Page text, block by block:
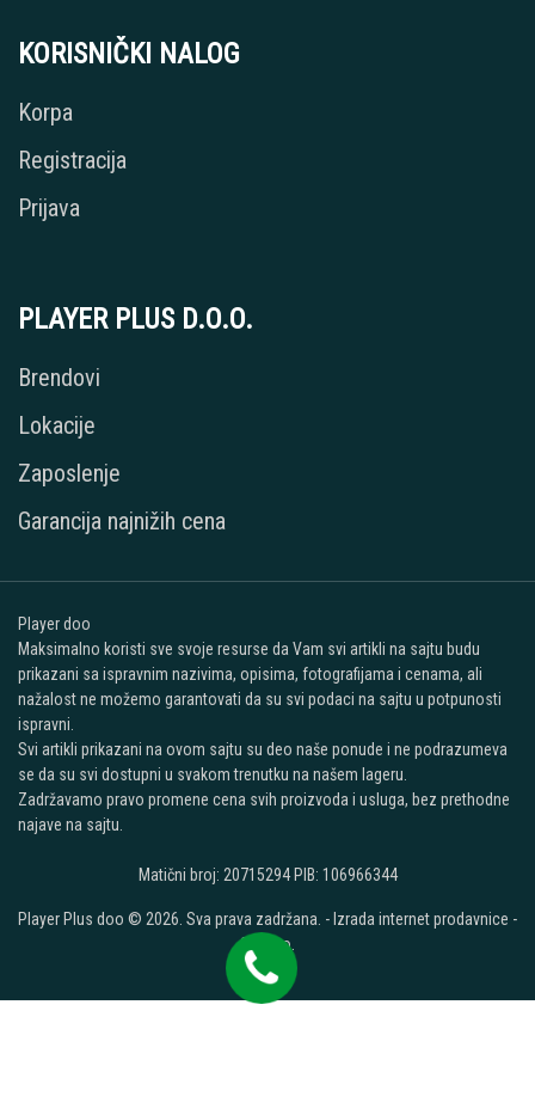
KORISNIČKI NALOG
Korpa
Registracija
Prijava
PLAYER PLUS D.O.O.
Brendovi
Lokacije
Zaposlenje
Garancija najnižih cena
Player doo
Maksimalno koristi sve svoje resurse da Vam svi artikli na sajtu budu
prikazani sa ispravnim nazivima, opisima, fotografijama i cenama, ali
nažalost ne možemo garantovati da su svi podaci na sajtu u potpunosti
ispravni.
Svi artikli prikazani na ovom sajtu su deo naše ponude i ne podrazumeva
se da su svi dostupni u svakom trenutku na našem lageru.
Zadržavamo pravo promene cena svih proizvoda i usluga, bez prethodne
najave na sajtu.
Matični broj: 20715294 PIB: 106966344
Player Plus doo © 2026. Sva prava zadržana. - Izrada internet prodavnice -
Selltico.